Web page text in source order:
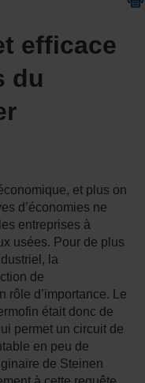
efficace
du
et plus on
d’économies ne
entreprises à
usées. Pour de plus
la
de
rôle d’importance. Le
était donc de
permet un circuit de
en peu de
de Steinen